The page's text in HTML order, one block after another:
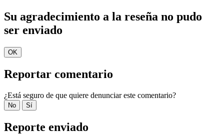
Su agradecimiento a la reseña no pudo
ser enviado
OK
Reportar comentario
¿Está seguro de que quiere denunciar este comentario?
No Sí
Reporte enviado